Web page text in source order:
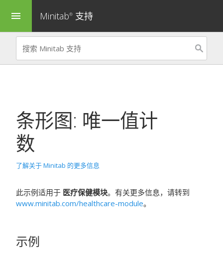
menu Minitab® 支持
条形图: 唯一值计
数
了解关于 Minitab 的更多信息
此示例适用于 医疗保健模块。有关更多信息，请转到
www.minitab.com/healthcare-module。
示例